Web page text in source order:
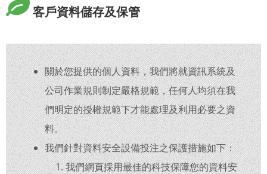
客戶資料儲存及保管
關於您提供的個人資料，我們將就資訊系統及
公司作業規則制定嚴格規範，任何人均須在我
們明定的授權規範下才能處理及利用必要之資
料。
我們針對資料安全設備投注之保護措施如下：
我們網頁採用最佳的科技保障您的資料安